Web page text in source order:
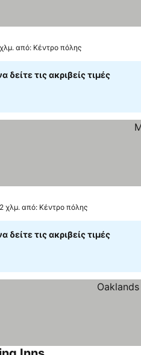
από: Κέντρο πόλης
δείτε τις ακριβείς τιμές
χλμ. από: Κέντρο πόλης
δείτε τις ακριβείς τιμές